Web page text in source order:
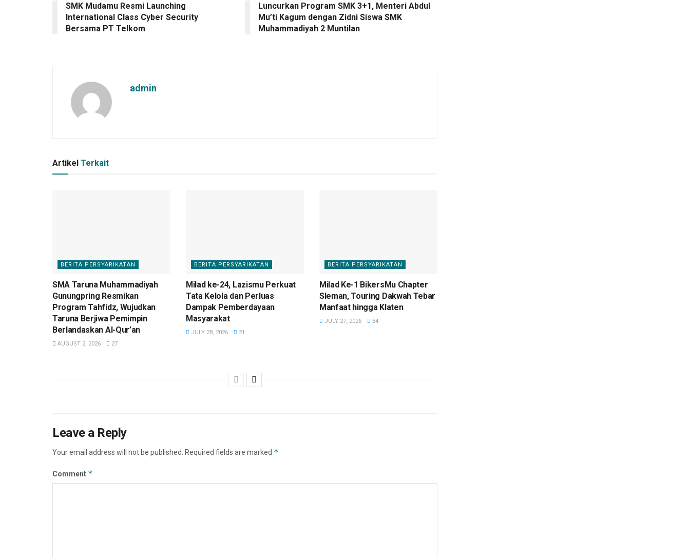
SMK Mudamu Resmi Launching
International Class Cyber Security
Bersama PT Telkom
Luncurkan Program SMK 3+1, Menteri Abdul
Mu’ti Kagum dengan Zidni Siswa SMK
Muhammadiyah 2 Muntilan
admin
Artikel Terkait
BERITA PERSYARIKATAN
SMA Taruna Muhammadiyah
Gunungpring Resmikan
Program Tahfidz, Wujudkan
Taruna Berjiwa Pemimpin
Berlandaskan Al-Qur’an
AUGUST 2, 2026 27
BERITA PERSYARIKATAN
Milad ke-24, Lazismu Perkuat
Tata Kelola dan Perluas
Dampak Pemberdayaan
Masyarakat
JULY 28, 2026 21
BERITA PERSYARIKATAN
Milad Ke-1 BikersMu Chapter
Sleman, Touring Dakwah Tebar
Manfaat hingga Klaten
JULY 27, 2026 34
Leave a Reply
Your email address will not be published. Required fields are marked *
Comment *